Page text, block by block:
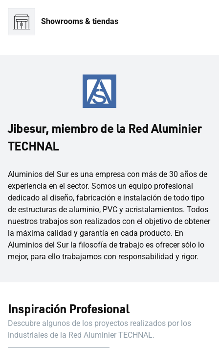
Showrooms & tiendas
Jibesur, miembro de la Red Aluminier
TECHNAL
Aluminios del Sur es una empresa con más de 30 años de
experiencia en el sector. Somos un equipo profesional
dedicado al diseño, fabricación e instalación de todo tipo
de estructuras de aluminio, PVC y acristalamientos. Todos
nuestros trabajos son realizados con el objetivo de obtener
la máxima calidad y garantía en cada producto. En
Aluminios del Sur la filosofía de trabajo es ofrecer sólo lo
mejor, para ello trabajamos con responsabilidad y rigor.
Inspiración Profesional
Descubre algunos de los proyectos realizados por los
industriales de la Red Aluminier TECHNAL.